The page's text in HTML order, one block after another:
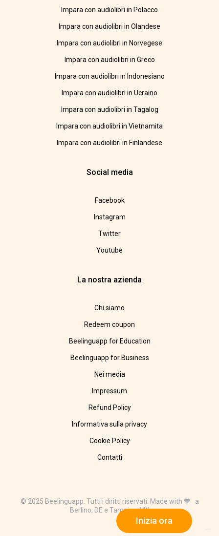
Inizia ora
Impara con audiolibri in Polacco
Impara con audiolibri in Olandese
Impara con audiolibri in Norvegese
Impara con audiolibri in Greco
Impara con audiolibri in Indonesiano
Impara con audiolibri in Ucraino
Impara con audiolibri in Tagalog
Impara con audiolibri in Vietnamita
Impara con audiolibri in Finlandese
Social media
Facebook
Instagram
Twitter
Youtube
La nostra azienda
Chi siamo
Redeem coupon
Beelinguapp for Education
Beelinguapp for Business
Nei media
Impressum
Refund Policy
Informativa sulla privacy
Cookie Policy
Contatti
© 2025 Beelinguapp. Tutti i diritti riservati. Made with 🧡 a
Berlino, DE e Tampico, MX